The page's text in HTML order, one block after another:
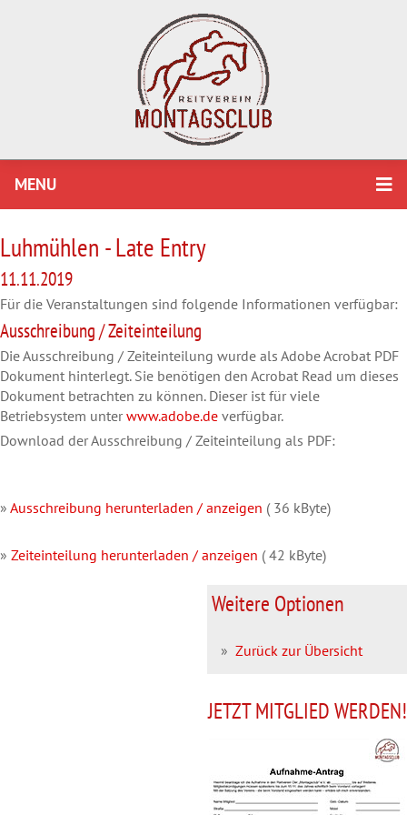
MENU
Luhmühlen - Late Entry
11.11.2019
Für die Veranstaltungen sind folgende Informationen verfügbar:
Ausschreibung / Zeiteinteilung
Die Ausschreibung / Zeiteinteilung wurde als Adobe Acrobat PDF
Dokument hinterlegt. Sie benötigen den Acrobat Read um dieses
Dokument betrachten zu können. Dieser ist für viele
Betriebsystem unter www.adobe.de verfügbar.
Download der Ausschreibung / Zeiteinteilung als PDF:
» Ausschreibung herunterladen / anzeigen ( 36 kByte)
» Zeiteinteilung herunterladen / anzeigen ( 42 kByte)
Weitere Optionen
» Zurück zur Übersicht
JETZT MITGLIED WERDEN!